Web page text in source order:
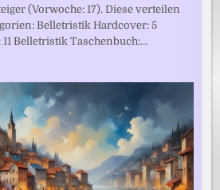
(Vorwoche: 17). Diese verteilen
Belletristik Hardcover: 5
Belletristik Taschenbuch:…